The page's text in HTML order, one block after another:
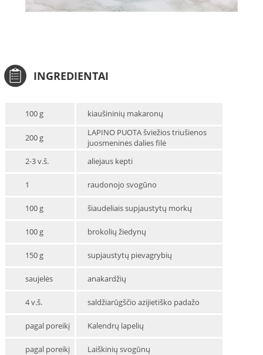
INGREDIENTAI
100 g kiaušininių makaronų
200 g
LAPINO PUOTA šviežios triušienos
juosmeninės dalies filė
2-3 v.š.
aliejaus kepti
1 raudonojo svogūno
100 g šiaudeliais supjaustytų morkų
100 g brokolių žiedynų
150 g supjaustytų pievagrybių
saujelės anakardžių
4 v.š. saldžiarūgščio azijietiško padažo
pagal poreikį Kalendrų lapelių
pagal poreikį Laiškinių svogūnų